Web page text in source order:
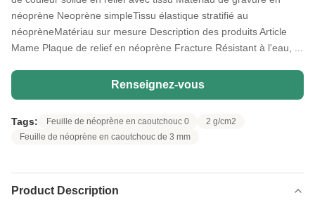
néoprène Neoprène simpleTissu élastique stratifié au
néoprèneMatériau sur mesure Description des produits Article
Mame Plaque de relief en néoprène Fracture Résistant à l'eau, ...
Renseignez-vous
Tags: Feuille de néoprène en caoutchouc 0
2 g/cm2
Feuille de néoprène en caoutchouc de 3 mm
Product Description